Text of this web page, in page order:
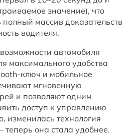
значение), что
полный массив доказательств
водителя.
автомобиля
максимального удобства
и мобильное
мгновенную
и позволяют одним
доступ к управлению
изменилась технология
теперь она стала удобнее.